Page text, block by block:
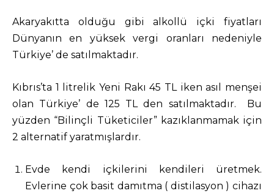
Akaryakıtta olduğu gibi alkollü içki fiyatları
Dünyanın en yüksek vergi oranları nedeniyle
Türkiye’ de satılmaktadır.
Kıbrıs’ta 1 litrelik Yeni Rakı 45 TL iken asıl menşei
olan Türkiye’ de 125 TL den satılmaktadır. Bu
yüzden “Bilinçli Tüketiciler” kazıklanmamak için
2 alternatif yaratmışlardır.
Evde kendi içkilerini kendileri üretmek.
Evlerine çok basit damıtma ( distilasyon ) cihazı